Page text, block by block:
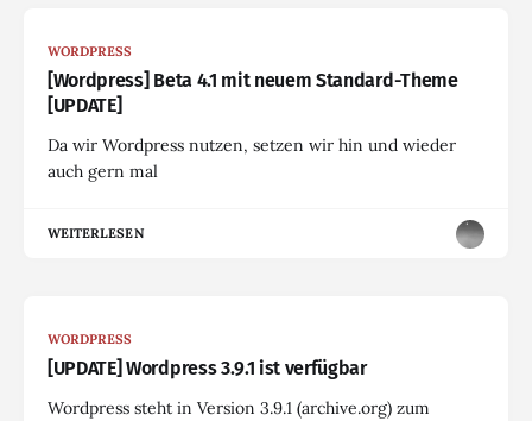
WORDPRESS
[Wordpress] Beta 4.1 mit neuem Standard-Theme
[UPDATE]
Da wir Wordpress nutzen, setzen wir hin und wieder
auch gern mal
WEITERLESEN
WORDPRESS
[UPDATE] Wordpress 3.9.1 ist verfügbar
Wordpress steht in Version 3.9.1 (archive.org) zum